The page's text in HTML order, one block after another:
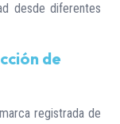
desde diferentes
de
registrada de